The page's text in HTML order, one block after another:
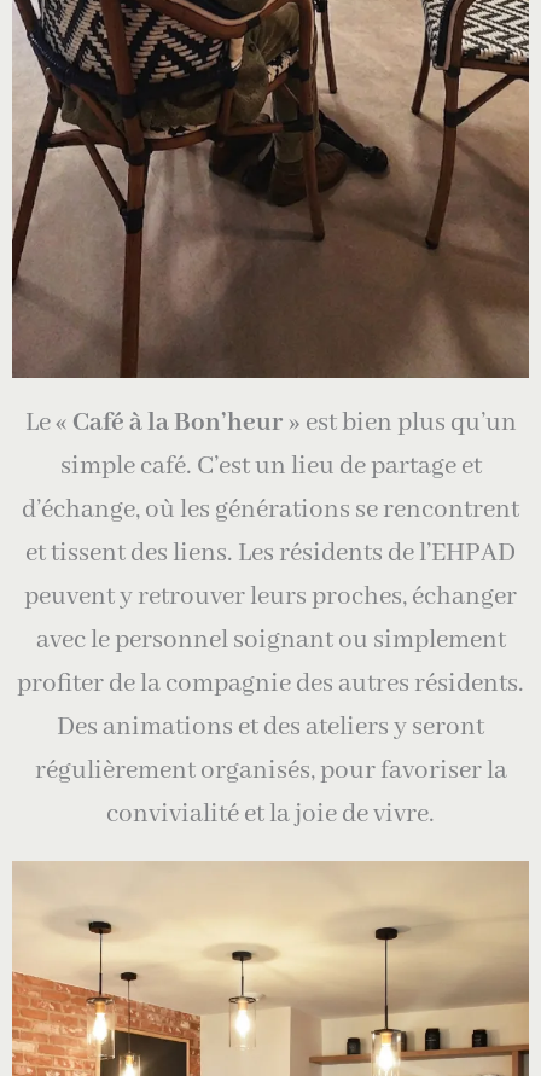
Le « Café à la Bon’heur» est bien plus qu’un
simple café. C’est un lieu de partage et
d’échange, où les générations se rencontrent
et tissent des liens. Les résidents de l’EHPAD
peuvent y retrouver leurs proches, échanger
avec le personnel soignant ou simplement
profiter de la compagnie des autres résidents.
Des animations et des ateliers y seront
régulièrement organisés, pour favoriser la
convivialité et la joie de vivre.